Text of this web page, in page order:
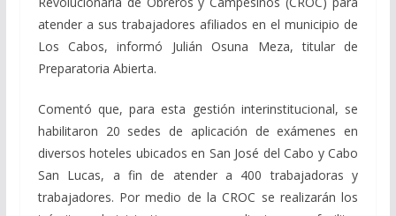
atender a sus trabajadores afiliados en el municipio de
Los Cabos, informó Julián Osuna Meza, titular de
Preparatoria Abierta.
Comentó que, para esta gestión interinstitucional, se
habilitaron 20 sedes de aplicación de exámenes en
diversos hoteles ubicados en San José del Cabo y Cabo
San Lucas, a fin de atender a 400 trabajadoras y
trabajadores. Por medio de la CROC se realizarán los